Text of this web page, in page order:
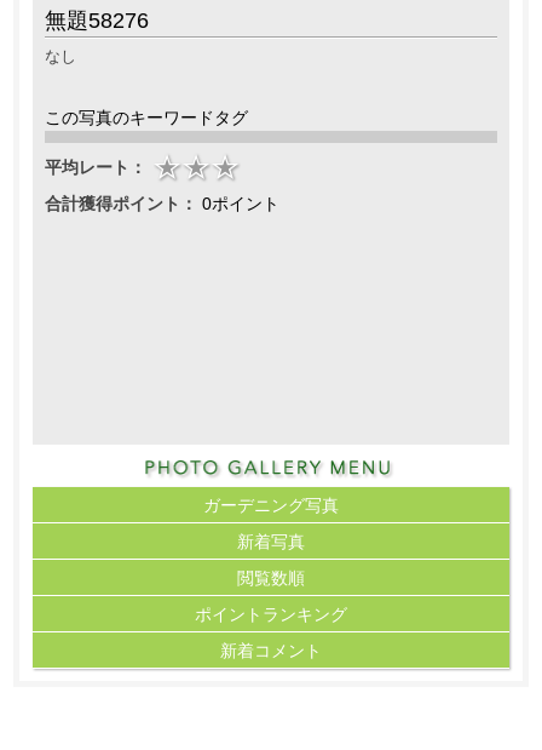
無題58276
なし
この写真のキーワードタグ
平均レート：
合計獲得ポイント： 0ポイント
ガーデニング写真
新着写真
閲覧数順
ポイント ランキング
新着コメント